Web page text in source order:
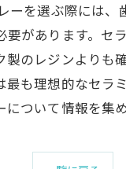
を選ぶ際には
があります。
のレジンよりも
も理想的なセ
ついて情報を集